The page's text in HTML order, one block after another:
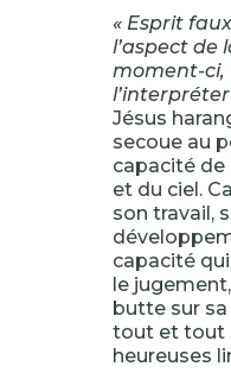
« Esprit
l’aspect de
moment-ci,
l’interpréter
Jésus
secoue au
capacité de
et du ciel.
son travail,
capacité
le
butte sur
tout et tout
heureuses